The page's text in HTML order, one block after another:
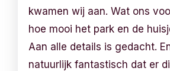
kwamen wij aan. Wat ons
hoe mooi het park en de
Aan alle details is gedacht.
natuurlijk fantastisch dat er